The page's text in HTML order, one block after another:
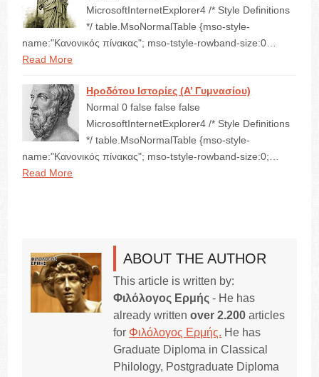
MicrosoftInternetExplorer4 /* Style Definitions
*/ table.MsoNormalTable {mso-style-
name:"Κανονικός πίνακας"; mso-tstyle-rowband-size:0…
Read More
Ηροδότου Ιστορίες (Α’ Γυμνασίου)
Normal 0 false false false
MicrosoftInternetExplorer4 /* Style Definitions
*/ table.MsoNormalTable {mso-style-
name:"Κανονικός πίνακας"; mso-tstyle-rowband-size:0;…
Read More
ABOUT THE AUTHOR
This article is written by:
Φιλόλογος Ερμής - He has
already writtenover 2.200 articles
for Φιλόλογος Ερμής. He has
Graduate Diploma in Classical
Philology, Postgraduate Diploma